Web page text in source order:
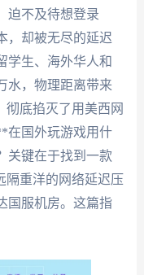
迫不及待想登录
，却被无尽的延迟
学生、海外华人和
水，物理距离带来
彻底掐灭了用美西网
在国外玩游戏用什
关键在于找到一款
隔重洋的网络延迟压
国服机房。这篇指